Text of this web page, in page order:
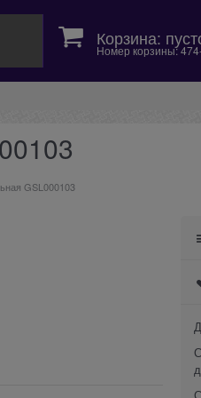
Корзина:
Номер корзины:
GSL000103